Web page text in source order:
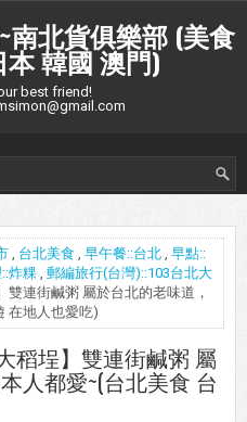
南北貨俱樂部 (美食
韓國 澳門)
best friend!
, 台北美食 , 早午餐::台北 , 早點::
炸粿 , 郵編旅行(台灣)::103台北大
雙連街鹹粥 屬於台北的老味道，
在地人也愛吃)
稻埕】雙連街鹹粥 屬
人都愛~(台北美食 台